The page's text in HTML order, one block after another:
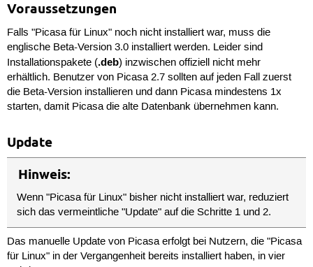
Voraussetzungen
Falls "Picasa für Linux" noch nicht installiert war, muss die
englische Beta-Version 3.0 installiert werden. Leider sind
Installationspakete (.deb) inzwischen offiziell nicht mehr
erhältlich. Benutzer von Picasa 2.7 sollten auf jeden Fall zuerst
die Beta-Version installieren und dann Picasa mindestens 1x
starten, damit Picasa die alte Datenbank übernehmen kann.
Update
Hinweis:
Wenn "Picasa für Linux" bisher nicht installiert war, reduziert
sich das vermeintliche "Update" auf die Schritte 1 und 2.
Das manuelle Update von Picasa erfolgt bei Nutzern, die "Picasa
für Linux" in der Vergangenheit bereits installiert haben, in vier